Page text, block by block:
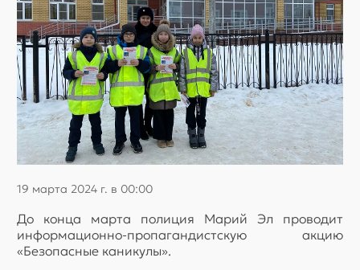
19 марта 2024 г. в 00:00
До конца марта полиция Марий Эл проводит
информационно-пропагандистскую акцию
«Безопасные каникулы».